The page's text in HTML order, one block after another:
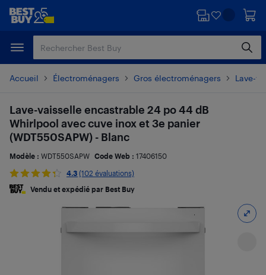
Passer
principal
Passer
Accueil Électroménagers Gros électroménagers Lave-
Lave-vaisselle encastrable 24 po 44 dB
Whirlpool avec cuve inox et 3e panier
(WDT550SAPW) - Blanc
Modèle : WDT550SAPW Code Web : 17406150
4.3 (102 évaluations)
Vendu et expédié par Best Buy